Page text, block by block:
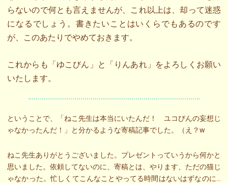
らないので何とも言えませんが、これ以上は、却って迷惑
になるでしょう。書きたいことはいくらでもあるのです
が、このあたりでやめておきます。
これからも「ゆこびん」と「りんあれ」をよろしくお願い
いたします。
ということで、「ねこ先生は本当にいたんだ！ ユコびんの妄想じ
ゃなかったんだ！」と分かるような寄稿記事でした。（え？w
ねこ先生ありがとうございました。プレゼントっていうから何かと
思いました。依頼してないのに、寄稿とは、やります、ただの猫じ
ゃなかった。忙しくてこんなことやってる時間はないはずなのに…